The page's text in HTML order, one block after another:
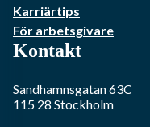
Karriärtips
För arbetsgivare
Kontakt
Sandhamnsgatan 63C
115 28 Stockholm